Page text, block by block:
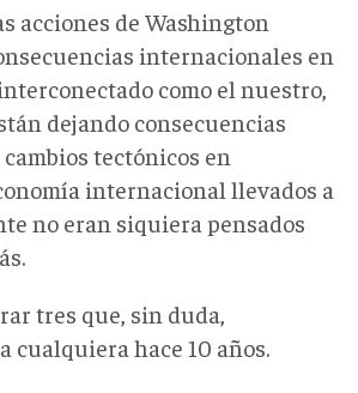
acciones de Washington
internacionales en
como el nuestro,
dejando consecuencias
tectónicos en
internacional llevados a
no eran siquiera pensados
tres que, sin duda,
cualquiera hace 10 años.